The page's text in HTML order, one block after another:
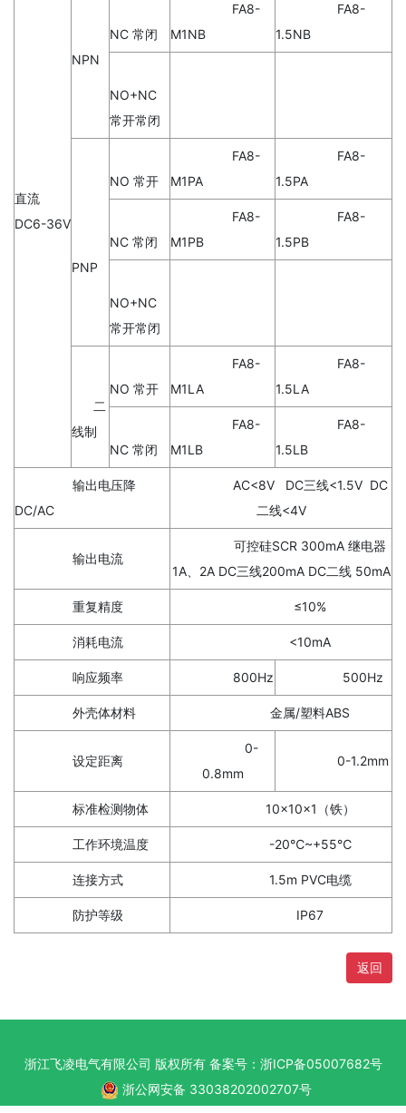
直流
DC6-36V
NPN
NC 常闭
FA8-
M1NB
FA8-
1.5NB
NO+NC
常开常闭
PNP
NO 常开
FA8-
M1PA
FA8-
1.5PA
NC 常闭
FA8-
M1PB
FA8-
1.5PB
NO+NC
常开常闭
二
线制
NO 常开
FA8-
M1LA
FA8-
1.5LA
NC 常闭
FA8-
M1LB
FA8-
1.5LB
输出电压降
DC/AC
AC<8V DC三线<1.5V DC
二线<4V
输出电流
可控硅SCR 300mA 继电器
1A、2A DC三线200mA DC二线 50mA
重复精度 ≤10%
消耗电流 <10mA
响应频率 800Hz 500Hz
外壳体材料 金属/塑料ABS
设定距离
0-
0.8mm
0-1.2mm
标准检测物体 10×10×1（铁）
工作环境温度 -20℃~+55℃
连接方式 1.5m PVC电缆
防护等级 IP67
返回
浙江飞凌电气有限公司 版权所有 备案号： 浙ICP备05007682号
浙公网安备 33038202002707号